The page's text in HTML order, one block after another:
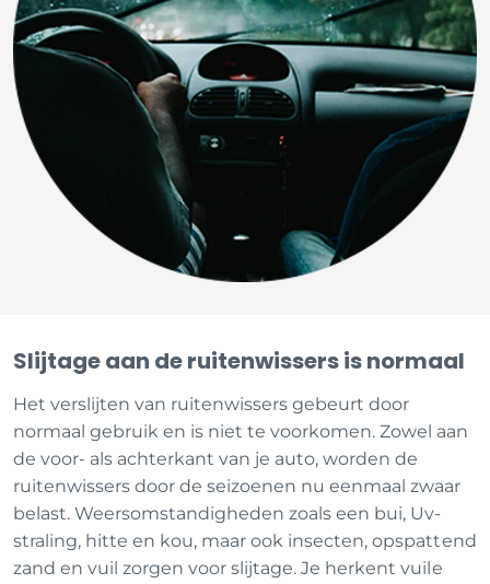
Slijtage aan de ruitenwissers is normaal
Het verslijten van ruitenwissers gebeurt door
normaal gebruik en is niet te voorkomen. Zowel aan
de voor- als achterkant van je auto, worden de
ruitenwissers door de seizoenen nu eenmaal zwaar
belast. Weersomstandigheden zoals een bui, Uv-
straling, hitte en kou, maar ook insecten, opspattend
zand en vuil zorgen voor slijtage. Je herkent vuile